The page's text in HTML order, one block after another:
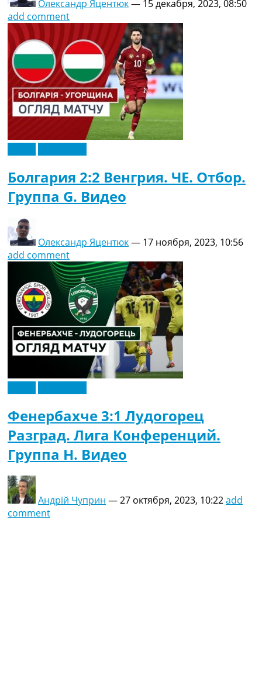
Олександр Яцентюк— 15 декабря, 2023, 08:50
add comment
Болгария 2:2 Венгрия. ЧЕ. Отбор.
Группа G. Видео
Олександр Яцентюк— 17 ноября, 2023, 10:56
add comment
Фенербахче 3:1 Лудогорец
Разград. Лига Конференций.
Группа H. Видео
Андрій Чуприн —27 октября, 2023, 10:22add
comment